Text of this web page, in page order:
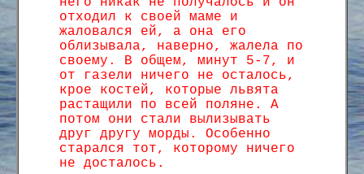
отходил к своей маме и
жаловался ей, а она его
облизывала, наверно, жалела по
своему. В общем, минут 5-7, и
от газели ничего не осталось,
крое костей, которые львята
растащили по всей поляне. А
потом они стали вылизывать
друг другу морды. Особенно
старался тот, которому ничего
не досталось.